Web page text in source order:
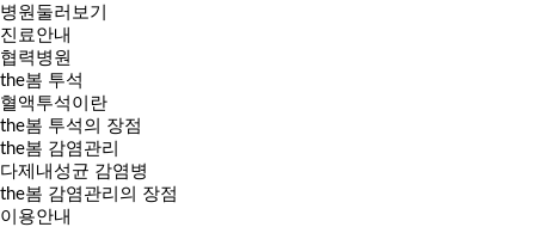
병원둘러보기
진료안내
협력병원
the봄 투석
혈액투석이란
the봄 투석의 장점
the봄 감염관리
다제내성균 감염병
the봄 감염관리의 장점
이용안내